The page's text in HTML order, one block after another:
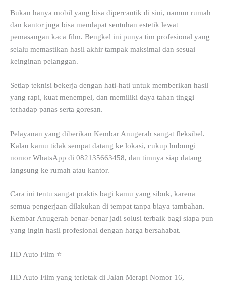
Bukan hanya mobil yang bisa dipercantik di sini, namun rumah
dan kantor juga bisa mendapat sentuhan estetik lewat
pemasangan kaca film. Bengkel ini punya tim profesional yang
selalu memastikan hasil akhir tampak maksimal dan sesuai
keinginan pelanggan.
Setiap teknisi bekerja dengan hati-hati untuk memberikan hasil
yang rapi, kuat menempel, dan memiliki daya tahan tinggi
terhadap panas serta goresan.
Pelayanan yang diberikan Kembar Anugerah sangat fleksibel.
Kalau kamu tidak sempat datang ke lokasi, cukup hubungi
nomor WhatsApp di 082135663458, dan timnya siap datang
langsung ke rumah atau kantor.
Cara ini tentu sangat praktis bagi kamu yang sibuk, karena
semua pengerjaan dilakukan di tempat tanpa biaya tambahan.
Kembar Anugerah benar-benar jadi solusi terbaik bagi siapa pun
yang ingin hasil profesional dengan harga bersahabat.
HD Auto Film ⭐
HD Auto Film yang terletak di Jalan Merapi Nomor 16,